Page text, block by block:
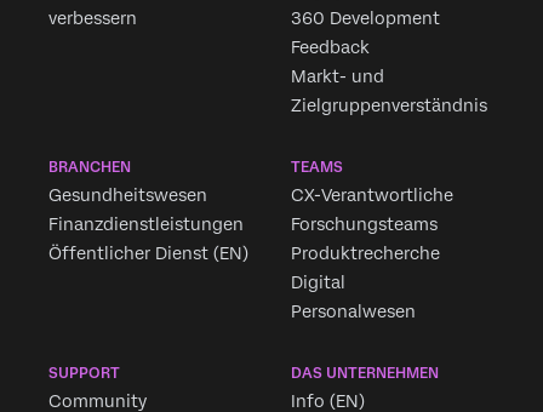
verbessern
360 Development
Feedback
Markt- und
Zielgruppenverständnis
BRANCHEN
Gesundheitswesen
Finanzdienstleistungen
Öffentlicher Dienst (EN)
TEAMS
CX-Verantwortliche
Forschungsteams
Produktrecherche
Digital
Personalwesen
SUPPORT
Community
DAS UNTERNEHMEN
Info (EN)